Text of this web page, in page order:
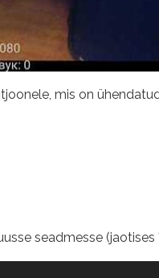
mis on
seadmesse (jaotises